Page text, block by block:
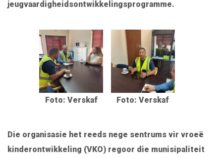
jeugvaardigheidsontwikkelingsprogramme.
Foto: Verskaf Foto: Verskaf
Die organisasie het reeds nege sentrums vir vroeë
kinderontwikkeling (VKO) regoor die munisipaliteit